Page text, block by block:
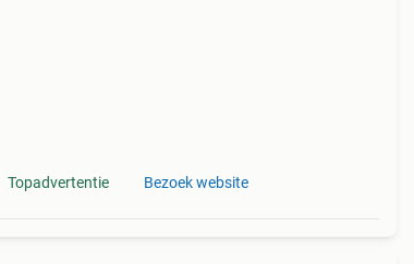
Topadvertentie Bezoek website